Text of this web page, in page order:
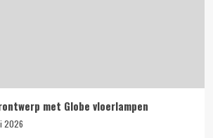
met Globe vloerlampen
2026